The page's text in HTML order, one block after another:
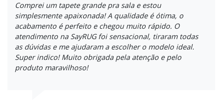
Comprei um tapete grande pra sala e estou
simplesmente apaixonada! A qualidade é ótima, o
acabamento é perfeito e chegou muito rápido. O
atendimento na SayRUG foi sensacional, tiraram todas
as dúvidas e me ajudaram a escolher o modelo ideal.
Super indico! Muito obrigada pela atenção e pelo
produto maravilhoso!